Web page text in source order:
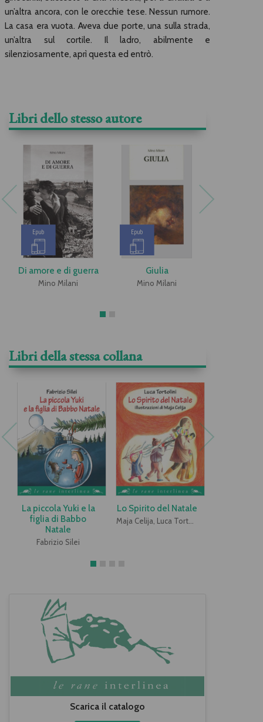
un’altra ancora, con le orecchie tese. Nessun rumore.
La casa era vuota. Aveva due porte, una sulla strada,
un’altra sul cortile. Il ladro, abilmente e
silenziosamente, aprì questa ed entrò.
Libri dello stesso autore
Epub
Di amore e di guerra
Mino Milani
Epub
Giulia
Mino Milani
Libri della stessa collana
La piccola Yuki e la
figlia di Babbo
Natale
Fabrizio Silei
Lo Spirito del Natale
Scarica il catalogo